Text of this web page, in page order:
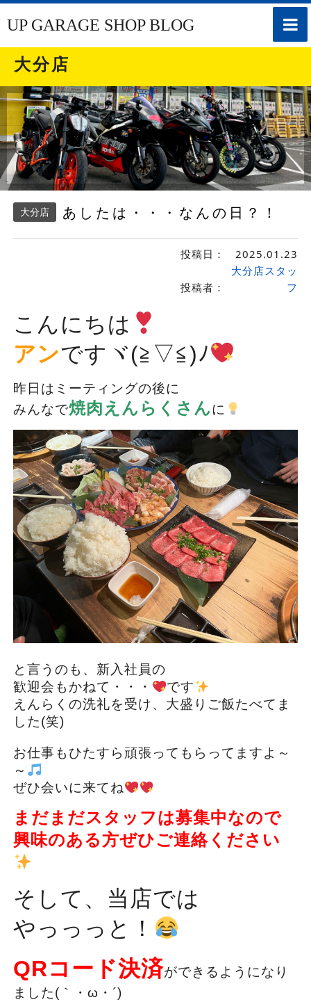
toggle
UP GARAGE SHOP BLOG
大分店
大分店 あしたは・・・なんの日？！
投稿日： 2025.01.23
投稿者：
大分店スタッ
フ
こんにちは
アンですヾ(≧▽≦)ﾉ
昨日はミーティングの後に
みんなで焼肉えんらくさんに
と言うのも、新入社員の
歓迎会もかねて・・・
です
えんらくの洗礼を受け、大盛りご飯たべてま
した(笑)
お仕事もひたすら頑張ってもらってますよ～
～
ぜひ会いに来てね
まだまだスタッフは募集中なので
興味のある方ぜひご連絡ください
そして、当店では
やっっっと！
QRコード決済ができるようになり
ました(｀・ω・´)ゞ